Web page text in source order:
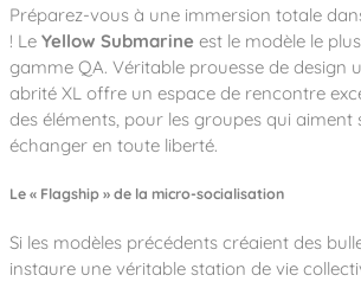
Notre entreprise
Notre équipe
Nous rejoindre
Nos univers
Parcours de santé
Stadium Arena
Street workout
Surfpark
Équipements sportifs
Mobilier urbain
Accessoires ludiques
Nos clients
Collectivités
Établissements scolaires
Camping et résidences de
Notre expertise
Des aires
Des aires de jeux pour tous
L’éco-conception de nos
La végétalisation des cours
Préparez-vous à une immersion totale
! Le Yellow Submarine est le modèle le
gamme QA. Véritable prouesse de design
abrité XL offre un espace de rencontre
des éléments, pour les groupes qui aiment
échanger en toute liberté.
Le « Flagship » de la micro-socialisation
Si les modèles précédents créaient des
instaure une véritable station de vie